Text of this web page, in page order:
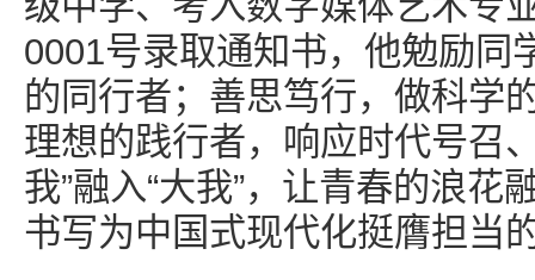
0001号录取通知书，他勉励同
的同行者；善思笃行，做科学
理想的践行者，响应时代号召
我”融入“大我”，让青春的浪花
书写为中国式现代化挺膺担当